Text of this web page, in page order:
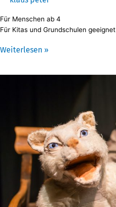
Für Menschen ab 4
Für Kitas und Grundschulen geeignet
Weiterlesen »